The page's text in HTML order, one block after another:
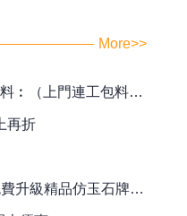
More>>
上門連工包料全包價）
再折
品仿玉石牌（42/44）